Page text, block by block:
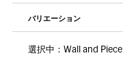
バリエーション
選択中：Wall and Piece